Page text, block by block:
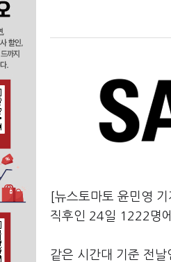
[뉴스토마토 윤민영
직후인 24일 1222명
같은 시간대 기준 전